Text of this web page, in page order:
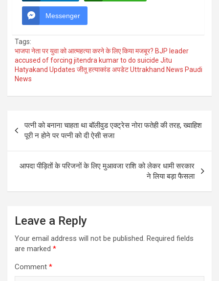
Messenger
Tags:
भाजपा नेता पर युवा को आत्महत्या करने के लिए किया मजबूर? BJP leader
accused of forcing jitendra kumar to do suicide Jitu
Hatyakand Updates जीतू हत्याकांड अपडेट Uttrakhand News Paudi
News
navigation
पत्नी को बनाना चाहता था बॉलीवुड एक्ट्रेस नोरा फतेही की तरह, ख्वाहिश
पूरी न होने पर पत्नी को दी ऐसी सजा
आपदा पीड़ितों के परिजनों के लिए मुआवजा राशि को लेकर धामी सरकार
ने लिया बड़ा फैसला
Leave a Reply
Your email address will not be published. Required fields
are marked *
Comment *